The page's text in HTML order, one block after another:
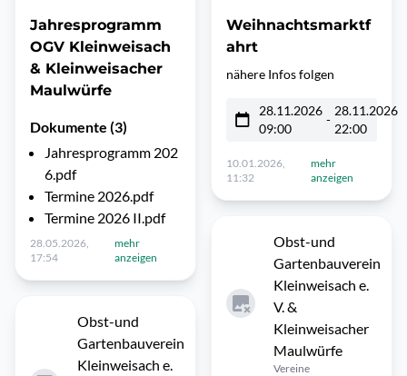
Jahresprogramm
OGV Kleinweisach
& Kleinweisacher
Maulwürfe
Dokumente (3)
Jahresprogramm 202
6.pdf
Termine 2026.pdf
Termine 2026 II.pdf
28.05.2026,
17:54
mehr
anzeigen
Obst-und
Gartenbauverein
Kleinweisach e.
Weihnachtsmarktf
ahrt
nähere Infos folgen
28.11.2026
09:00
-
28.11.2026
22:00
10.01.2026,
11:32
mehr
anzeigen
Obst-und
Gartenbauverein
Kleinweisach e.
V. &
Kleinweisacher
Maulwürfe
Vereine